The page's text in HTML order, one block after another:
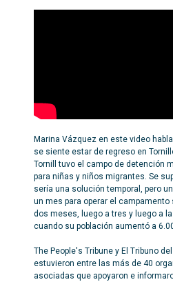
Marina Vázquez en este video
se siente estar de regreso en
Tornill tuvo el campo de detención
para niñas y niños migrantes. Se
sería una solución temporal, pero
un mes para operar el campamento
dos meses, luego a tres y luego a
cuando su población aumentó a
The People's Tribune y El Tribuno
estuvieron entre las más de 40
asociadas que apoyaron e